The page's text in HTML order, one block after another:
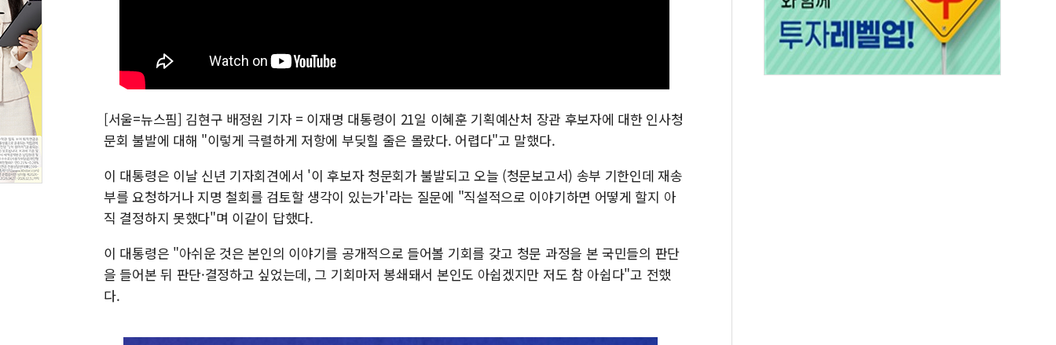
[서울=뉴스핌] 김현구 배정원 기자 = 이재명 대통령이 21일 이혜훈 기획예산처 장관 후보자에 대한 인사청
문회 불발에 대해 "이렇게 극렬하게 저항에 부딪힐 줄은 몰랐다. 어렵다"고 말했다.
이 대통령은 이날 신년 기자회견에서 '이 후보자 청문회가 불발되고 오늘 (청문보고서) 송부 기한인데 재송
부를 요청하거나 지명 철회를 검토할 생각이 있는가'라는 질문에 "직설적으로 이야기하면 어떻게 할지 아
직 결정하지 못했다"며 이같이 답했다.
이 대통령은 "아쉬운 것은 본인의 이야기를 공개적으로 들어볼 기회를 갖고 청문 과정을 본 국민들의 판단
을 들어본 뒤 판단·결정하고 싶었는데, 그 기회마저 봉쇄돼서 본인도 아쉽겠지만 저도 참 아쉽다"고 전했
다.